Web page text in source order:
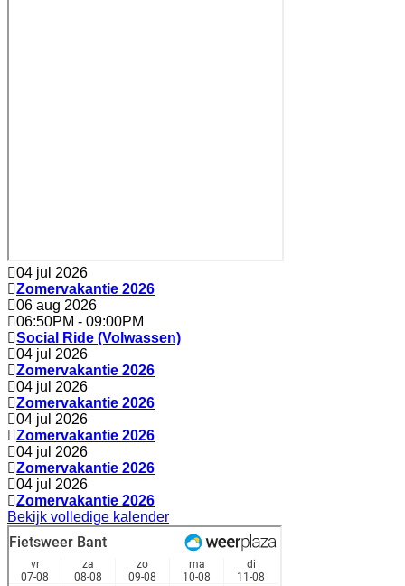
04 jul 2026
Zomervakantie 2026
06 aug 2026
06:50PM - 09:00PM
Social Ride (Volwassen)
04 jul 2026
Zomervakantie 2026
04 jul 2026
Zomervakantie 2026
04 jul 2026
Zomervakantie 2026
04 jul 2026
Zomervakantie 2026
04 jul 2026
Zomervakantie 2026
Bekijk volledige kalender